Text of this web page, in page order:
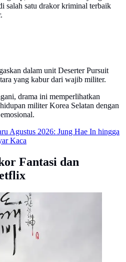
salah satu drakor kriminal terbaik
dalam unit Deserter Pursuit
yang kabur dari wajib militer.
drama ini memperlihatkan
militer Korea Selatan dengan
Agustus 2026: Jung Hae In hingga
Kaca
Fantasi dan